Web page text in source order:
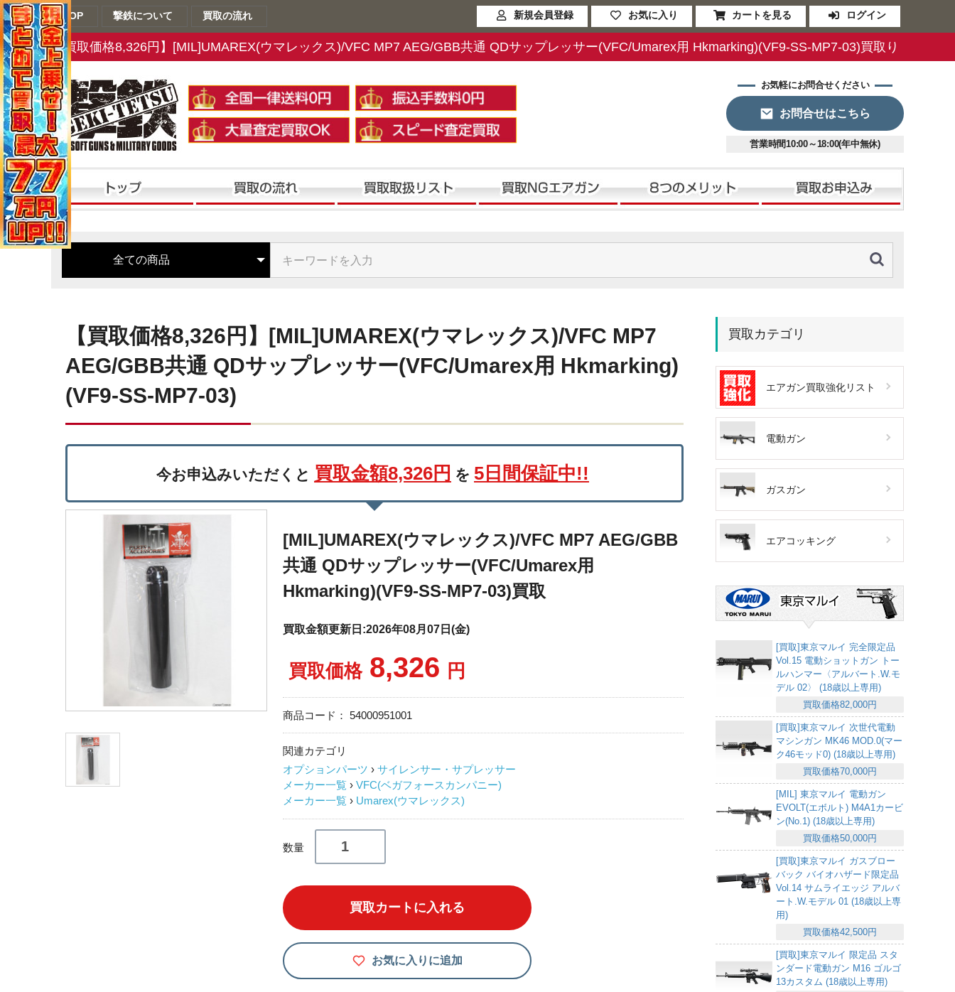
TOP 撃鉄について 買取の流れ 新規会員登録 お気に入り カートを見る ログイン
【買取価格8,326円】[MIL]UMAREX(ウマレックス)/VFC MP7 AEG/GBB共通 QDサップレッサー(VFC/Umarex用 Hkmarking)(VF9-SS-MP7-03)買取り
ます!
お気軽にお問合せください
お問合せはこちら
営業時間10:00～18:00(年中無休)
【買取価格8,326円】[MIL]UMAREX(ウマレックス)/VFC MP7
AEG/GBB共通 QDサップレッサー(VFC/Umarex用 Hkmarking)
(VF9-SS-MP7-03)
今お申込みいただくと 買取金額8,326円 を 5日間保証中!!
[MIL]UMAREX(ウマレックス)/VFC MP7 AEG/GBB
共通 QDサップレッサー(VFC/Umarex用
Hkmarking)(VF9-SS-MP7-03)買取
買取金額更新日:2026年08月07日(金)
買取価格 8,326 円
商品コード： 54000951001
関連カテゴリ
オプションパーツ › サイレンサー・サプレッサー
メーカー一覧 › VFC(ベガフォースカンパニー)
メーカー一覧 › Umarex(ウマレックス)
数量
買取カートに入れる
お気に入りに追加
買取カテゴリ
エアガン買取強化リスト
電動ガン
ガスガン
エアコッキング
[買取]東京マルイ 完全限定品
Vol.15 電動ショットガン トー
ルハンマー〈アルバート.W.モ
デル 02〉 (18歳以上専用)
買取価格82,000円
[買取]東京マルイ 次世代電動
マシンガン MK46 MOD.0(マー
ク46モッド0) (18歳以上専用)
買取価格70,000円
[MIL] 東京マルイ 電動ガン
EVOLT(エボルト) M4A1カービ
ン(No.1) (18歳以上専用)
買取価格50,000円
[買取]東京マルイ ガスブロー
バック バイオハザード限定品
Vol.14 サムライエッジ アルバ
ート.W.モデル 01 (18歳以上専
用)
買取価格42,500円
[買取]東京マルイ 限定品 スタ
ンダード電動ガン M16 ゴルゴ
13カスタム (18歳以上専用)